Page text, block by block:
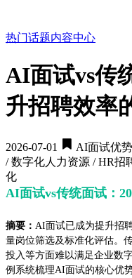
热门话题内容中心
AI面试vs传
升招聘效率
2026-07-01
AI面试优
/ 数字化人力资源 / HR招
化
AI面试vs传统面试：
摘要： AI面试已成为提升招
量岗位筛选及标准化评估。
投入等方面难以满足企业数
例系统梳理AI面试的核心优